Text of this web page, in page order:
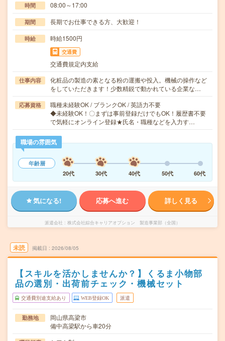
時間 08:00～17:00
期間 長期でお仕事できる方、大歓迎！
時給 時給1500円
交通費
交通費規定内支給
仕事内容
化粧品の製造の素となる粉の運搬や投入。機械の操作など
をしていただきます！少数精鋭で動かれている企業な…
応募資格
職種未経験OK / ブランクOK / 英語力不要
◆未経験OK！〇まずは事前登録だけでもOK！履歴書不要
で気軽にオンライン登録★氏名・職種などを入力す…
職場の雰囲気
年齢層
20代
30代 40代 50代 60代
気になる! 応募へ進む 詳しく見る
派遣会社 株式会社綜合キャリアオプション 製造事業部（全国）
未読 掲載日 2026/08/05
【スキルを活かしませんか？】くるま小物部
品の選別・出荷前チェック・機械セット
交通費別途支給あり WEB登録OK 派遣
勤務地
岡山県高梁市
備中高梁駅から車20分